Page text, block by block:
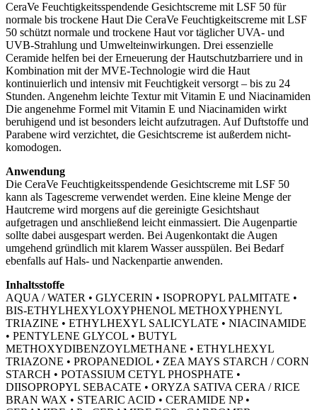
CeraVe Feuchtigkeitsspendende Gesichtscreme mit LSF 50 für
normale bis trockene Haut Die CeraVe Feuchtigkeitscreme mit LSF
50 schützt normale und trockene Haut vor täglicher UVA- und
UVB-Strahlung und Umwelteinwirkungen. Drei essenzielle
Ceramide helfen bei der Erneuerung der Hautschutzbarriere und in
Kombination mit der MVE-Technologie wird die Haut
kontinuierlich und intensiv mit Feuchtigkeit versorgt – bis zu 24
Stunden. Angenehm leichte Textur mit Vitamin E und Niacinamiden
Die angenehme Formel mit Vitamin E und Niacinamiden wirkt
beruhigend und ist besonders leicht aufzutragen. Auf Duftstoffe und
Parabene wird verzichtet, die Gesichtscreme ist außerdem nicht-
komodogen.
Anwendung
Die CeraVe Feuchtigkeitsspendende Gesichtscreme mit LSF 50
kann als Tagescreme verwendet werden. Eine kleine Menge der
Hautcreme wird morgens auf die gereinigte Gesichtshaut
aufgetragen und anschließend leicht einmassiert. Die Augenpartie
sollte dabei ausgespart werden. Bei Augenkontakt die Augen
umgehend gründlich mit klarem Wasser ausspülen. Bei Bedarf
ebenfalls auf Hals- und Nackenpartie anwenden.
Inhaltsstoffe
AQUA / WATER • GLYCERIN • ISOPROPYL PALMITATE •
BIS-ETHYLHEXYLOXYPHENOL METHOXYPHENYL
TRIAZINE • ETHYLHEXYL SALICYLATE • NIACINAMIDE
• PENTYLENE GLYCOL • BUTYL
METHOXYDIBENZOYLMETHANE • ETHYLHEXYL
TRIAZONE • PROPANEDIOL • ZEA MAYS STARCH / CORN
STARCH • POTASSIUM CETYL PHOSPHATE •
DIISOPROPYL SEBACATE • ORYZA SATIVA CERA / RICE
BRAN WAX • STEARIC ACID • CERAMIDE NP •